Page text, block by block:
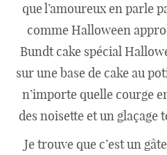
que l’amoureux en parle
comme Halloween
Bundt cake spécial
sur une base de cake au
n’importe quelle courge
des noisette et un glaçage
Je trouve que c’est un